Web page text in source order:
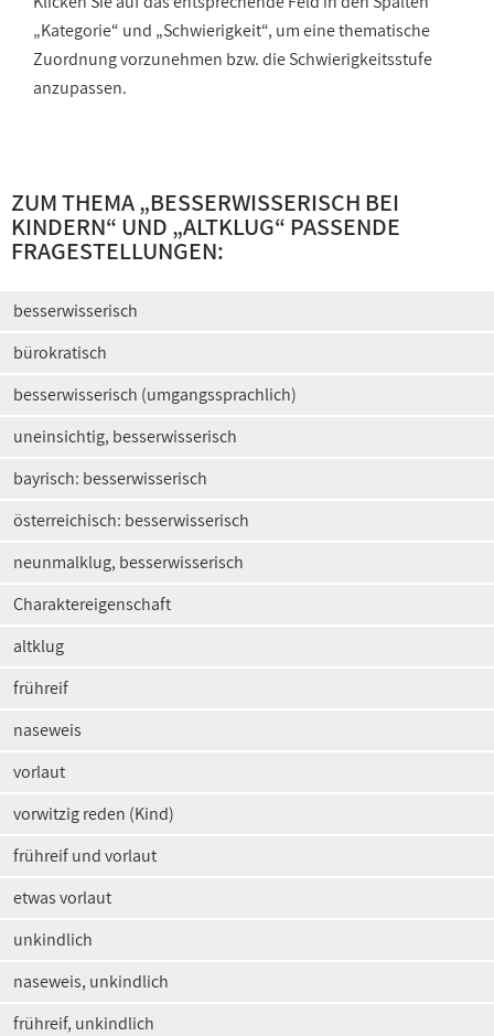
„Kategorie“ und „Schwierigkeit“, um eine thematische
Zuordnung vorzunehmen bzw. die Schwierigkeitsstufe
anzupassen.
ZUM THEMA „BESSERWISSERISCH BEI
KINDERN“ UND „ALTKLUG“ PASSENDE
FRAGESTELLUNGEN:
besserwisserisch
bürokratisch
besserwisserisch (umgangssprachlich)
uneinsichtig, besserwisserisch
bayrisch: besserwisserisch
österreichisch: besserwisserisch
neunmalklug, besserwisserisch
Charaktereigenschaft
altklug
frühreif
naseweis
vorlaut
vorwitzig reden (Kind)
frühreif und vorlaut
etwas vorlaut
unkindlich
naseweis, unkindlich
frühreif, unkindlich